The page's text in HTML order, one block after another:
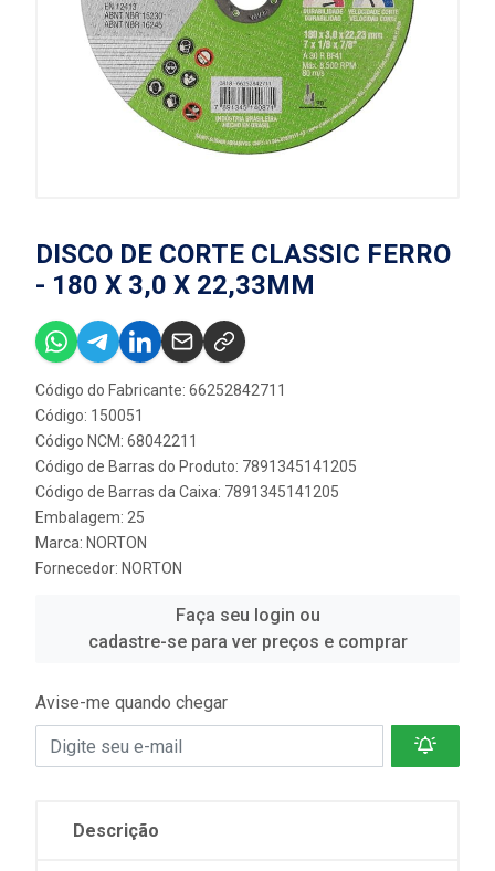
DISCO DE CORTE CLASSIC FERRO
- 180 X 3,0 X 22,33MM
Código do Fabricante: 66252842711
Código: 150051
Código NCM: 68042211
Código de Barras do Produto: 7891345141205
Código de Barras da Caixa: 7891345141205
Embalagem: 25
Marca: NORTON
Fornecedor: NORTON
Faça seu login ou
cadastre-se para ver preços e comprar
Avise-me quando chegar
Descrição